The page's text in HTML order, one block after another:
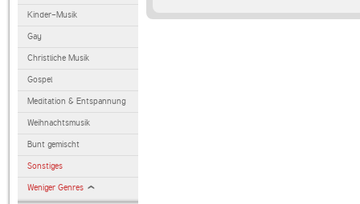
Kinder-Musik
Gay
Christliche Musik
Gospel
Meditation & Entspannung
Weihnachtsmusik
Bunt gemischt
Sonstiges
Weniger Genres